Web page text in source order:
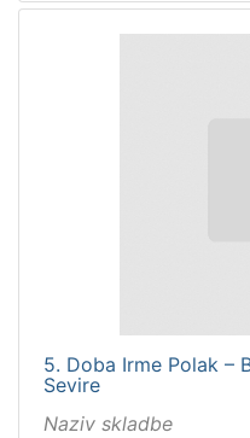
5. Doba Irme Polak –
Sevire
Naziv skladbe